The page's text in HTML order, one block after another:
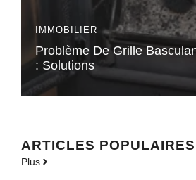
IMMOBILIER
Problème De Grille
: Solutions
ARTICLES POPULAIRES
Plus